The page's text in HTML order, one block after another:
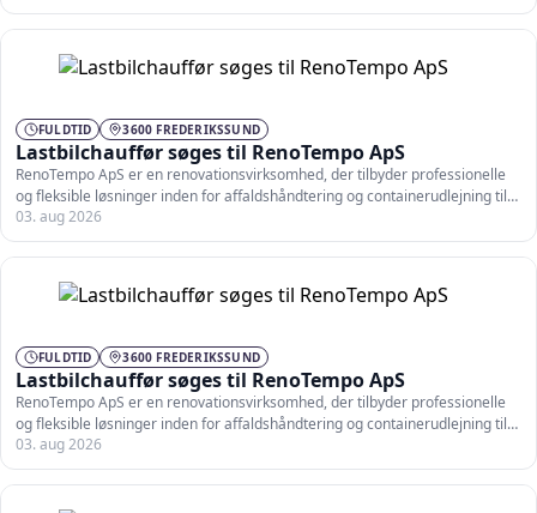
FULDTID 3600 FREDERIKSSUND
Lastbilchauffør søges til RenoTempo ApS
RenoTempo ApS er en renovationsvirksomhed, der tilbyder professionelle
og fleksible løsninger inden for affaldshåndtering og containerudlejning til
private…
03. aug 2026
FULDTID 3600 FREDERIKSSUND
Lastbilchauffør søges til RenoTempo ApS
RenoTempo ApS er en renovationsvirksomhed, der tilbyder professionelle
og fleksible løsninger inden for affaldshåndtering og containerudlejning til
private…
03. aug 2026